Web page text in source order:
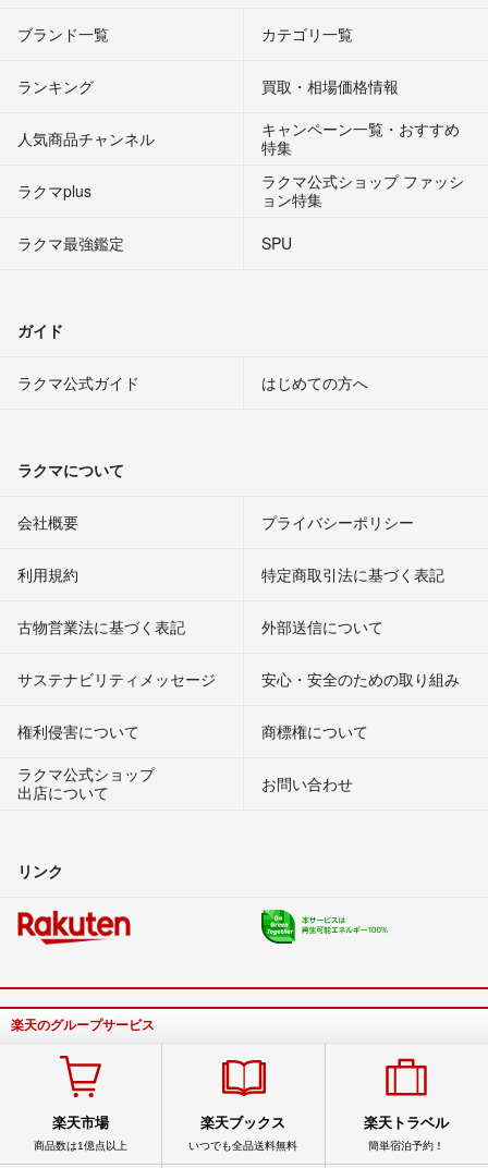
ブランド一覧 カテゴリ一覧
ランキング 買取・相場価格情報
人気商品チャンネル
キャンペーン一覧・おすすめ
特集
ラクマplus
ラクマ公式ショップ ファッシ
ョン特集
ラクマ最強鑑定
SPU
ガイド
ラクマ公式ガイド はじめての方へ
ラクマについて
会社概要 プライバシーポリシー
利用規約 特定商取引法に基づく表記
古物営業法に基づく表記 外部送信について
サステナビリティメッセージ 安心・安全のための取り組み
権利侵害について
商標権について
ラクマ公式ショップ
出店について
お問い合わせ
リンク
楽天のグループサービス
楽天市場
商品数は1億点以上
楽天ブックス
いつでも全品送料無料
楽天トラベル
簡単宿泊予約！